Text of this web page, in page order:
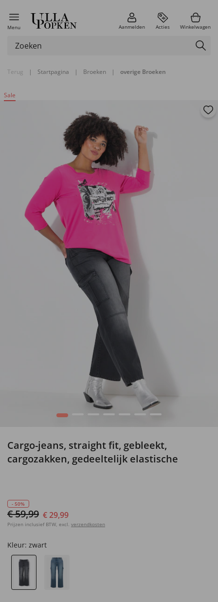
Menu Aanmelden Acties Winkelwagen
Terug | Startpagina | Broeken | overige Broeken
Sale
1 4 5 6 7
Cargo-jeans, straight fit, gebleekt,
cargozakken, gedeeltelijk elastische
- 50%
€ 59,99 € 29,99
Prijzen inclusief BTW, excl. verzendkosten
Kleur: zwart